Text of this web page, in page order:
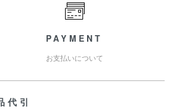
PAYMENT
お支払いについて
代引